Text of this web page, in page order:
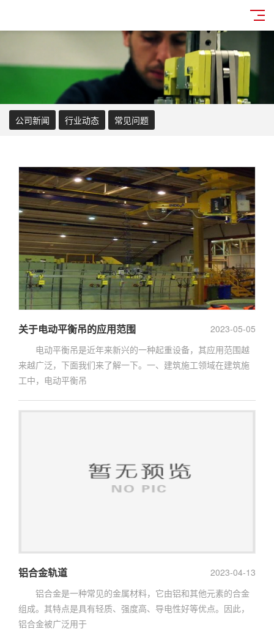
公司新闻 行业动态 常见问题
2023-05-05
关于电动平衡吊的应用范围
电动平衡吊是近年来新兴的一种起重设备，其应用范围越
来越广泛，下面我们来了解一下。一、建筑施工领域在建筑施
工中，电动平衡吊
2023-04-13
铝合金轨道
铝合金是一种常见的金属材料，它由铝和其他元素的合金
组成。其特点是具有轻质、强度高、导电性好等优点。因此，
铝合金被广泛用于